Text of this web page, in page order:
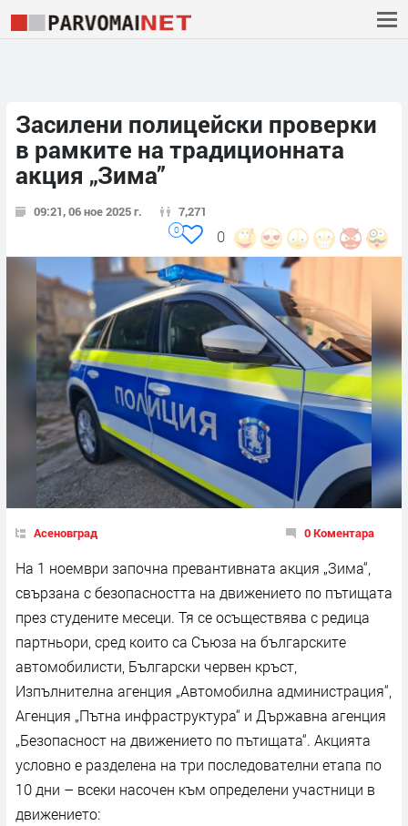
Засилени полицейски проверки
в рамките на традиционната
акция „Зима”
09:21, 06 ное 2025 г. 7,271
0
0
Асеновград 0 Коментара
На 1 ноември започна превантивната акция „Зима“,
свързана с безопасността на движението по пътищата
през студените месеци. Тя се осъществява с редица
партньори, сред които са Съюза на българските
автомобилисти, Български червен кръст,
Изпълнителна агенция „Автомобилна администрация“,
Агенция „Пътна инфраструктура“ и Държавна агенция
„Безопасност на движението по пътищата“. Акцията
условно е разделена на три последователни етапа по
10 дни – всеки насочен към определени участници в
движението: